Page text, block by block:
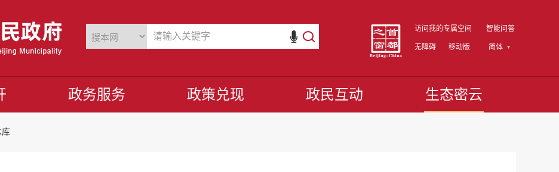
访问我的专属空间 智能问答
无障碍 移动版 简体
政务服务 政策兑现 政民互动 生态密云
库